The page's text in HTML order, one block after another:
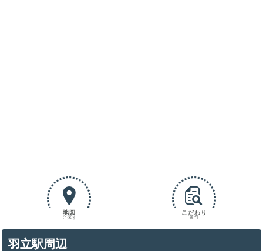
地図
で探す
こだわり
条件
羽立駅周辺